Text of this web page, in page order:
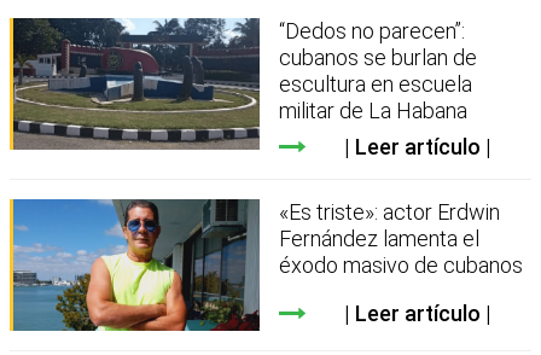
“Dedos no parecen”:
cubanos se burlan de
escultura en escuela
militar de La Habana
Leer artículo
«Es triste»: actor Erdwin
Fernández lamenta el
éxodo masivo de cubanos
Leer artículo